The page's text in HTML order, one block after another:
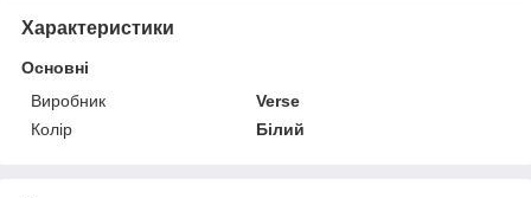
Характеристики
Основні
Виробник
Verse
Колір
Білий